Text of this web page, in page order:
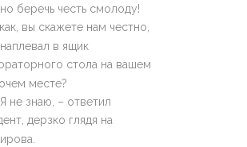
беречь честь смолоду!
как, вы скажете нам честно,
в ящик
стола на вашем
месте?
Я не знаю, – ответил
дерзко глядя на